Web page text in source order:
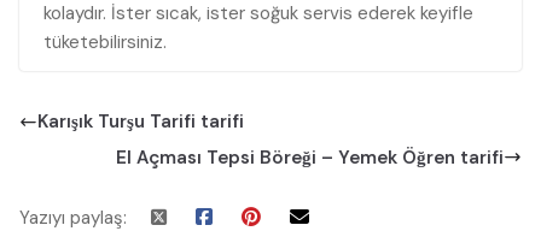
kolaydır. İster sıcak, ister soğuk servis ederek keyifle
tüketebilirsiniz.
Karışık Turşu Tarifi tarifi
El Açması Tepsi Böreği – Yemek Öğren tarifi
Yazıyı paylaş: